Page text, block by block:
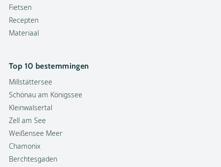
Fietsen
Recepten
Materiaal
Top 10 bestemmingen
Millstättersee
Schönau am Königssee
Kleinwalsertal
Zell am See
Weißensee Meer
Chamonix
Berchtesgaden